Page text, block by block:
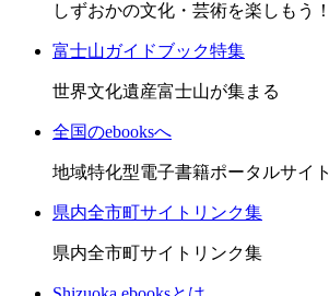
しずおかの文化・芸術を楽しもう！
富士山ガイドブック特集
世界文化遺産富士山が集まる
全国のebooksへ
地域特化型電子書籍ポータルサイト
県内全市町サイトリンク集
県内全市町サイトリンク集